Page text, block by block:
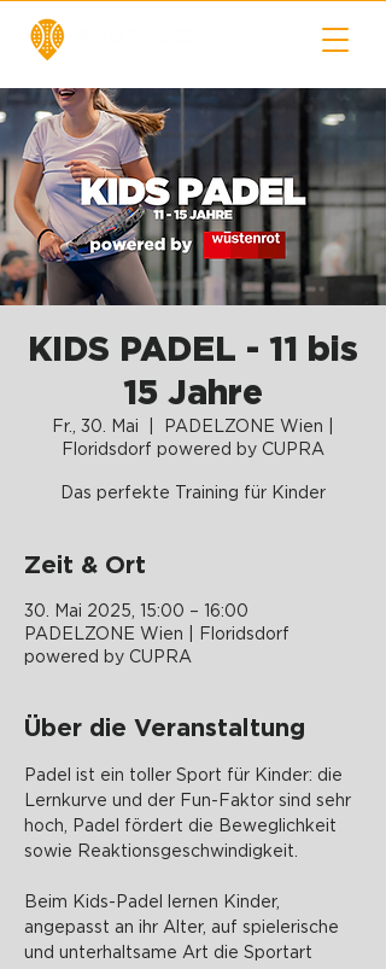
KIDS PADEL - 11 bis
15 Jahre
Fr., 30. Mai
PADELZONE Wien |
Floridsdorf powered by CUPRA
Das perfekte Training für Kinder
Zeit & Ort
30. Mai 2025, 15:00 – 16:00
PADELZONE Wien | Floridsdorf
powered by CUPRA
Über die Veranstaltung
Padel ist ein toller Sport für Kinder: die
Lernkurve und der Fun-Faktor sind sehr
hoch, Padel fördert die Beweglichkeit
sowie Reaktionsgeschwindigkeit.
Beim Kids-Padel lernen Kinder,
angepasst an ihr Alter, auf spielerische
und unterhaltsame Art die Sportart